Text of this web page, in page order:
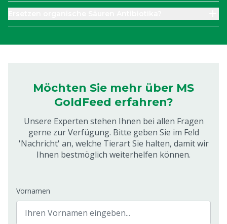
Möchten Sie mehr über MS
GoldFeed erfahren?
Unsere Experten stehen Ihnen bei allen Fragen
gerne zur Verfügung. Bitte geben Sie im Feld
'Nachricht' an, welche Tierart Sie halten, damit wir
Ihnen bestmöglich weiterhelfen können.
Vornamen